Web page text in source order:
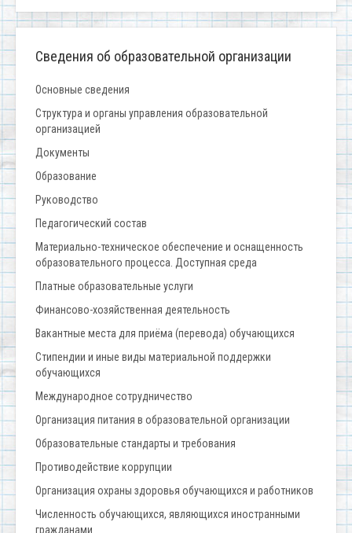
Сведения об образовательной организации
Основные сведения
Структура и органы управления образовательной
организацией
Документы
Образование
Руководство
Педагогический состав
Материально-техническое обеспечение и оснащенность
образовательного процесса. Доступная среда
Платные образовательные услуги
Финансово-хозяйственная деятельность
Вакантные места для приёма (перевода) обучающихся
Стипендии и иные виды материальной поддержки
обучающихся
Международное сотрудничество
Организация питания в образовательной организации
Образовательные стандарты и требования
Противодействие коррупции
Организация охраны здоровья обучающихся и работников
Численность обучающихся, являющихся иностранными
гражданами